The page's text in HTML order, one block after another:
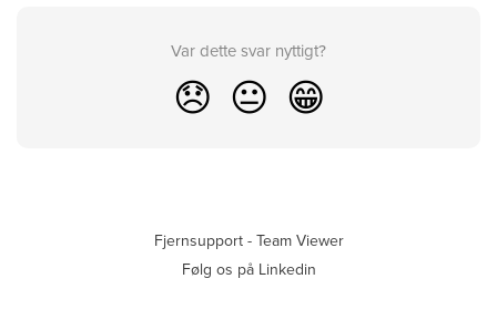
Var dette svar nyttigt?
😞 😐 😁
Fjernsupport - Team Viewer
Følg os på Linkedin